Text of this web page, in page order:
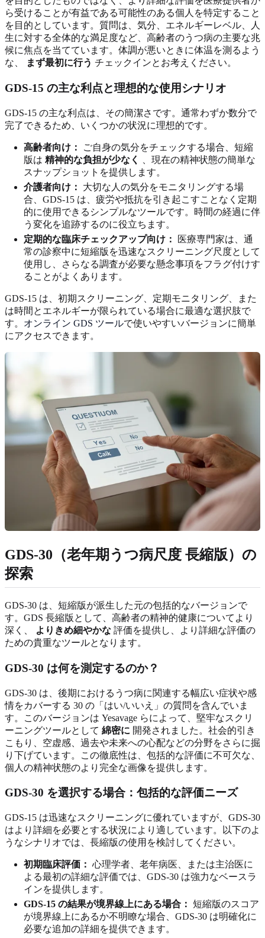
ら受けることが有益である可能性のある個人を特定すること
を目的としています。質問は、気分、エネルギーレベル、人
生に対する全体的な満足度など、高齢者のうつ病の主要な兆
候に焦点を当てています。体調が悪いときに体温を測るよう
な、
まず最初に行う チェックインとお考えください。
GDS-15 の主な利点と理想的な使用シナリオ
GDS-15 の主な利点は、その簡潔さです。通常わずか数分で
完了できるため、いくつかの状況に理想的です。
高齢者向け：
ご自身の気分をチェックする場合、短縮
版は 精神的な負担が少なく
、現在の精神状態の簡単な
スナップショットを提供します。
介護者向け：
大切な人の気分をモニタリングする場
合、GDS-15 は、疲労や抵抗を引き起こすことなく定期
的に使用できるシンプルなツールです。時間の経過に伴
う変化を追跡するのに役立ちます。
定期的な臨床チェックアップ向け：
医療専門家は、通
常の診察中に短縮版を迅速なスクリーニング尺度として
使用し、さらなる調査が必要な懸念事項をフラグ付けす
ることがよくあります。
GDS-15 は、初期スクリーニング、定期モニタリング、また
は時間とエネルギーが限られている場合に最適な選択肢で
す。 オンライン GDS ツールで使いやすいバージョンに簡単
にアクセスできます。
GDS-30（老年期うつ病尺度 長縮版）の
探索
GDS-30 は、短縮版が派生した元の包括的なバージョンで
す。GDS 長縮版として、高齢者の精神的健康についてより
深く、
よりきめ細やかな 評価を提供し、より詳細な評価の
ための貴重なツールとなります。
GDS-30 は何を測定するのか？
GDS-30 は、後期におけるうつ病に関連する幅広い症状や感
情をカバーする 30 の「はい/いいえ」の質問を含んでいま
す。このバージョンは Yesavage らによって、堅牢なスクリ
ーニングツールとして 綿密に 開発されました。社会的引き
こもり、空虚感、過去や未来への心配などの分野をさらに掘
り下げています。この徹底性は、包括的な評価に不可欠な、
個人の精神状態のより完全な画像を提供します。
GDS-30 を選択する場合：包括的な評価ニーズ
GDS-15 は迅速なスクリーニングに優れていますが、GDS-30
はより詳細を必要とする状況により適しています。以下のよ
うなシナリオでは、長縮版の使用を検討してください。
初期臨床評価： 心理学者、老年病医、または主治医に
よる最初の詳細な評価では、GDS-30 は強力なベースラ
インを提供します。
GDS-15 の結果が境界線上にある場合： 短縮版のスコア
が境界線上にあるか不明瞭な場合、GDS-30 は明確化に
必要な追加の詳細を提供できます。